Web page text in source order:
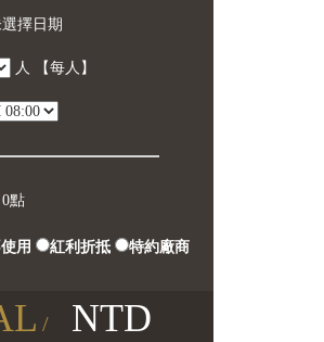
擇日期
人 【每人】
0點
用 紅利折抵 特約廠商
/ NTD